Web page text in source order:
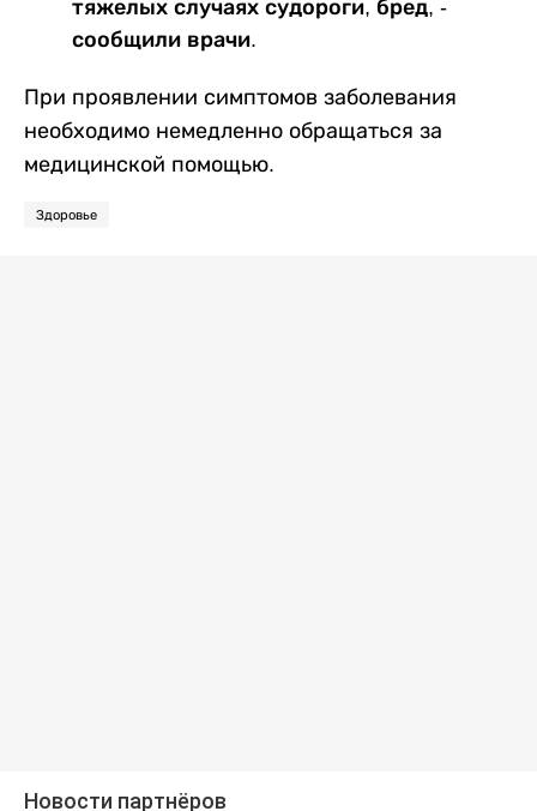
тяжелых случаях судороги, бред, -
сообщили врачи.
При проявлении симптомов заболевания
необходимо немедленно обращаться за
медицинской помощью.
Здоровье